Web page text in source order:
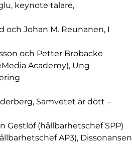
keynote talare,
och Johan M. Reunanen, I
och Petter Brobacke
Academy), Ung
Samvetet är dött –
Gestlöf (hållbarhetschef SPP)
AP3), Dissonansen